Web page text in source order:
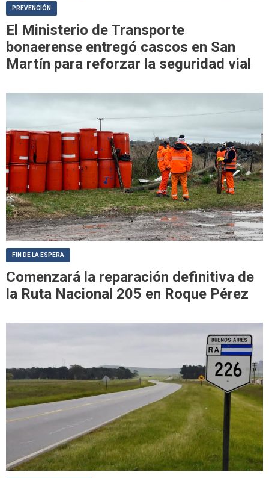
PREVENCIÓN
El Ministerio de Transporte
bonaerense entregó cascos en San
Martín para reforzar la seguridad vial
FIN DE LA ESPERA
Comenzará la reparación definitiva de
la Ruta Nacional 205 en Roque Pérez